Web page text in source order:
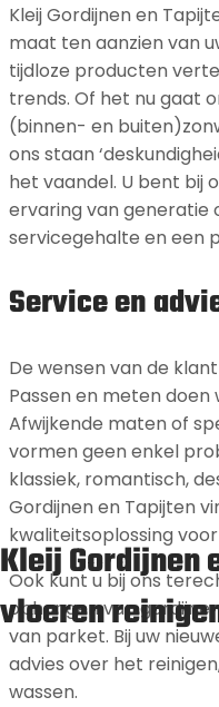
Kleij Gordijnen
vloeren
Kleij Gordijnen en
maat ten aanzien van
tijdloze producten
trends. Of het nu gaat
(binnen- en
ons staan
het vaandel. U bent bij
ervaring van generatie
servicegehalte en een
Service en
De wensen van de
Passen en meten doen
Afwijkende maten of
vormen geen enkel
klassiek, romantisch,
Gordijnen en Tapijten
kwaliteitsoplossing
Ook kunt u bij ons
ophangen van
van parket. Bij uw
advies over het
wassen.